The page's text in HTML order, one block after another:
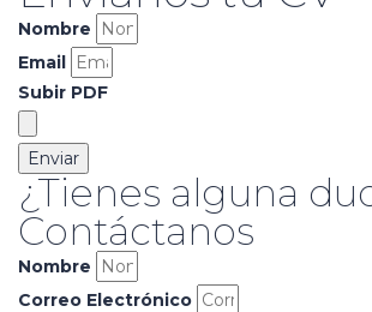
Nombre
Email
Subir PDF
Enviar
¿Tienes alguna
Contáctanos
Nombre
Correo Electrónico